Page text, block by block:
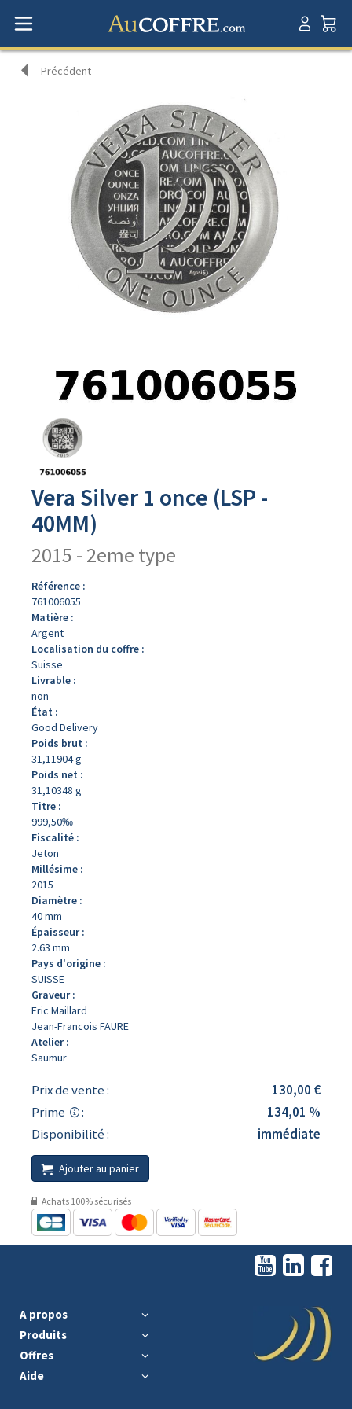
Précédent
produit
Vera Silver 1 once (LSP -
40MM)
2015 - 2eme type
Référence :
761006055
Matière :
Argent
Localisation du coffre :
Suisse
Livrable :
non
État :
Good Delivery
Poids brut :
31,11904 g
Poids net :
31,10348 g
Titre :
999,50‰
Fiscalité :
Jeton
Millésime :
2015
Diamètre :
40 mm
Épaisseur :
2.63 mm
Pays d'origine :
SUISSE
Graveur :
Eric Maillard
Jean-Francois FAURE
Atelier :
Saumur
Prix de vente :
130,00 €
Prime
:
134,01 %
Disponibilité :
immédiate
Ajouter au panier
Achats 100% sécurisés
A propos
Produits
Offres
Aide